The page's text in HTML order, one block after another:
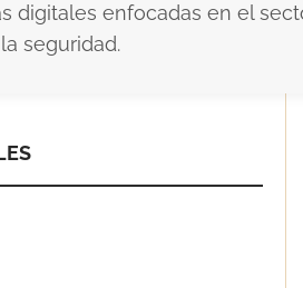
digitales enfocadas en el
seguridad.